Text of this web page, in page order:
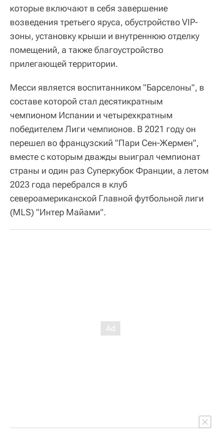
которые включают в себя завершение
возведения третьего яруса, обустройство VIP-
зоны, установку крыши и внутреннюю отделку
помещений, а также благоустройство
прилегающей территории.
Месси является воспитанником "Барселоны", в
составе которой стал десятикратным
чемпионом Испании и четырехкратным
победителем Лиги чемпионов. В 2021 году он
перешел во французский "Пари Сен-Жермен",
вместе с которым дважды выиграл чемпионат
страны и один раз Суперкубок Франции, а летом
2023 года перебрался в клуб
североамериканской Главной футбольной лиги
(MLS) "Интер Майами".